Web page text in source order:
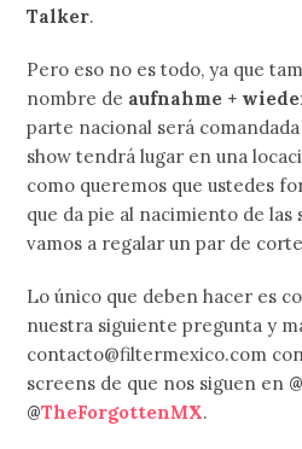
Talker.
Pero eso no es todo, ya que
nombre de aufnahme +
parte nacional será
show tendrá lugar en una
como queremos que ustedes
que da pie al nacimiento de las
vamos a regalar un par de
Lo único que deben hacer es
nuestra siguiente pregunta y
contacto@filtermexico.com
screens de que nos siguen en @
@TheForgottenMX.